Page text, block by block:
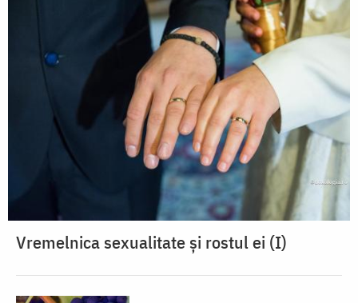
Vremelnica sexualitate și rostul ei (I)